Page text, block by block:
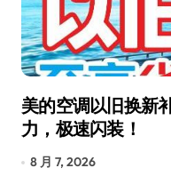
给
追觅清
4000万